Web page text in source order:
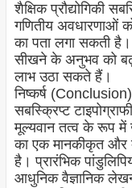
शैक्षिक प्रौद्योगिकी
गणितीय अवधारणाओं
का पता लगा सकती
सीखने के अनुभव को
लाभ उठा सकते हैं।
निष्कर्ष
सबस्क्रिप्ट
मूल्यवान तत्व के रूप में
का एक मानकीकृत और
है। प्रारंभिक
आधुनिक वैज्ञानिक